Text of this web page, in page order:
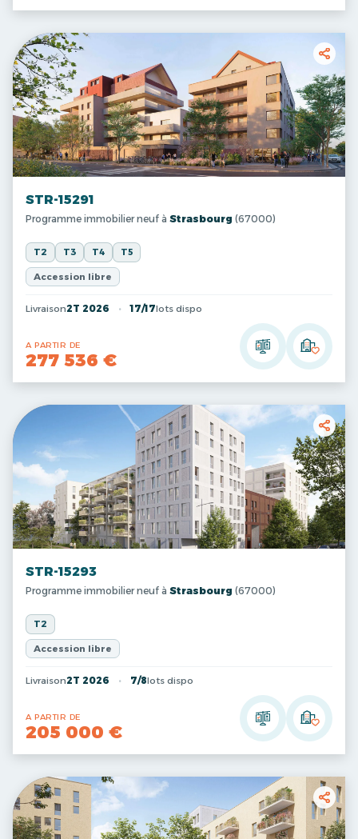
STR-15291
Programme immobilier neuf à Strasbourg (67000)
T2 T3 T4 T5
Accession libre
Livraison2T 2026 17/17lots dispo
A PARTIR DE
277 536 €
STR-15293
Programme immobilier neuf à Strasbourg (67000)
T2
Accession libre
Livraison2T 2026 7/8lots dispo
A PARTIR DE
205 000 €